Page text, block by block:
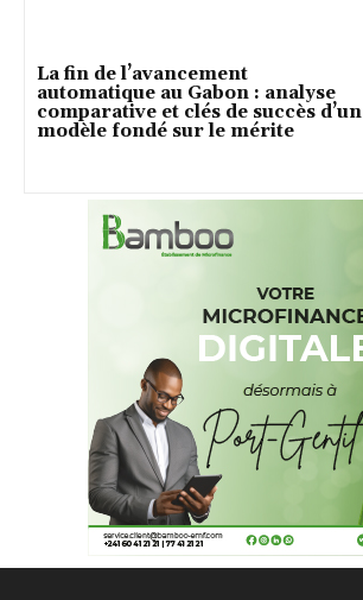
La fin de l’avancement
automatique au Gabon : analyse
comparative et clés de succès d’un
modèle fondé sur le mérite